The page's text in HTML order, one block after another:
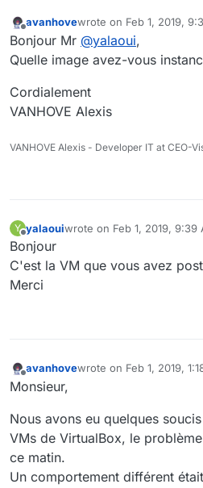
Offline
avanhovewrote on Feb 1, 2019,
last edited by
Bonjour Mr @yalaoui,
Quelle image avez-vous
Cordialement
VANHOVE Alexis
VANHOVE Alexis - Developer IT at CEO-
Y
Offline
yalaouiwrote on Feb 1, 2019, 9:39
last edited by
Bonjour
C'est la VM que vous avez
Merci
Offline
avanhovewrote on Feb 1, 2019,
last edited by
Monsieur,
Nous avons eu quelques
VMs de VirtualBox, le
ce matin.
Un comportement différent